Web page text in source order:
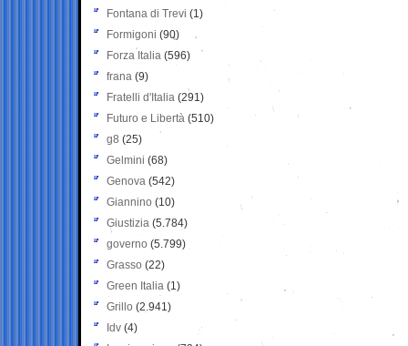
Fontana di Trevi (1)
Formigoni (90)
Forza Italia (596)
frana (9)
Fratelli d'Italia (291)
Futuro e Libertà (510)
g8 (25)
Gelmini (68)
Genova (542)
Giannino (10)
Giustizia (5.784)
governo (5.799)
Grasso (22)
Green Italia (1)
Grillo (2.941)
Idv (4)